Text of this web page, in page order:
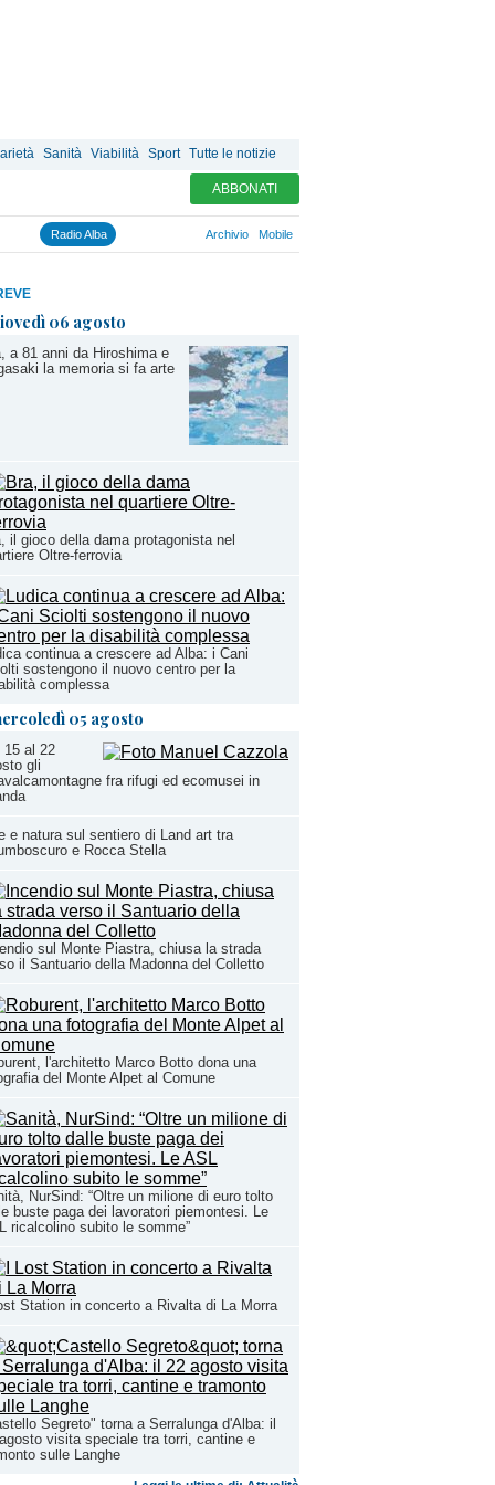
Sanità Viabilità Sport Tutte le notizie
ABBONATI
Radio Alba Archivio Mobile
06 agosto
a 81 anni da Hiroshima e
la memoria si fa arte
il gioco della dama protagonista nel
Oltre-ferrovia
continua a crescere ad Alba: i Cani
sostengono il nuovo centro per la
complessa
05 agosto
15 al 22
gli
fra rifugi ed ecomusei in
e natura sul sentiero di Land art tra
e Rocca Stella
sul Monte Piastra, chiusa la strada
il Santuario della Madonna del Colletto
l'architetto Marco Botto dona una
del Monte Alpet al Comune
NurSind: “Oltre un milione di euro tolto
buste paga dei lavoratori piemontesi. Le
ricalcolino subito le somme”
Station in concerto a Rivalta di La Morra
Segreto" torna a Serralunga d'Alba: il
visita speciale tra torri, cantine e
sulle Langhe